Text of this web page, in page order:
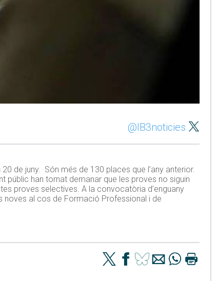
@IB3noticies
de juny. Són més de 130 places que l’any anterior.
públic han tornat demanar que les proves no siguin
proves selectives. A la convocatòria d’enguany
noves al cos de Formació Professional i de